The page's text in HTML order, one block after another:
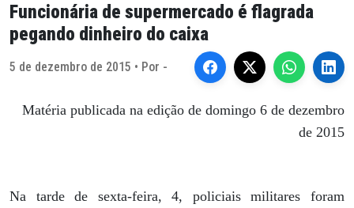
Funcionária de supermercado é flagrada
pegando dinheiro do caixa
5 de dezembro de 2015 • Por -
Matéria publicada na edição de domingo 6 de dezembro
de 2015
Na tarde de sexta-feira, 4, policiais militares foram